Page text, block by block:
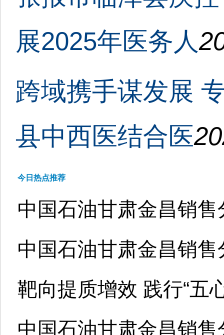
展2025年医务人
跨域携手谋发展
县中西医结合医
今日热点推荐
中国石油甘肃金昌销
中国石油甘肃金昌销
靶向提质增效 践行“
中国石油甘肃金昌销